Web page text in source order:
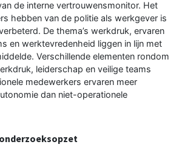
de interne vertrouwensmonitor. Het
hebben van de politie als werkgever is
De thema’s werkdruk, ervaren
en werktevredenheid liggen in lijn met
Verschillende elementen rondom
leiderschap en veilige teams
medewerkers ervaren meer
dan niet-operationele